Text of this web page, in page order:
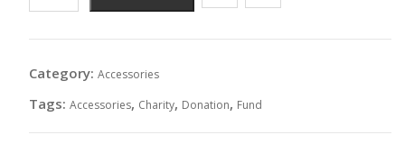
Category: Accessories
Tags: Accessories, Charity, Donation, Fund